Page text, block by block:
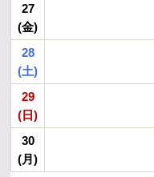
27
(金)
28
(土)
29
(日)
30
(月)